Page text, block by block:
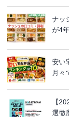
ナッ
が4
安い
月々
【
選徹